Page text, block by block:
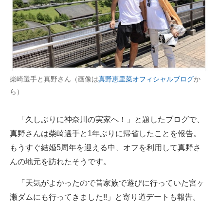
経営リーダーのコミュニティ
マーケ×ITの今がよく分かる
ITエンジニア向け専門サイト
企業向けIT製品の総合サイト
製造業のIT導入・活用を支援
モノづくり技術者専門サイト
エレクトロニクス専門サイト
電子設計の基本と応用
柴崎選手と真野さん（画像は真野恵里菜オフィシャルブログか
ら）
「久しぶりに神奈川の実家へ！」と題したブログで、
真野さんは柴崎選手と1年ぶりに帰省したことを報告。
もうすぐ結婚5周年を迎える中、オフを利用して真野さ
んの地元を訪れたそうです。
「天気がよかったので昔家族で遊びに行っていた宮ヶ
瀬ダムにも行ってきました!!」と寄り道デートも報告。